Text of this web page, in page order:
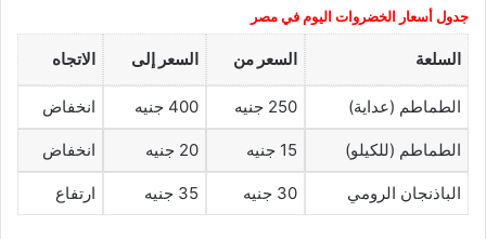
جدول أسعار الخضروات اليوم في مصر
السلعة السعر من السعر إلى الاتجاه
الطماطم (عداية) 250 جنيه 400 جنيه انخفاض
الطماطم (للكيلو) 15 جنيه 20 جنيه انخفاض
الباذنجان الرومي 30 جنيه 35 جنيه ارتفاع